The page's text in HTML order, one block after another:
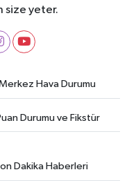
size yeter.
Hava Durumu
Durumu ve Fikstür
Dakika Haberleri